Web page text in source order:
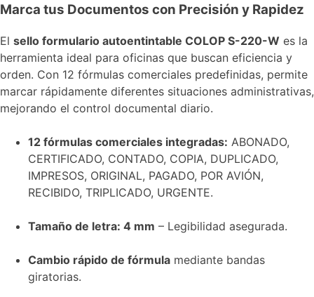
Marca tus Documentos con Precisión y Rapidez
El sello formulario autoentintable COLOP S-220-W es la
herramienta ideal para oficinas que buscan eficiencia y
orden. Con 12 fórmulas comerciales predefinidas, permite
marcar rápidamente diferentes situaciones administrativas,
mejorando el control documental diario.
12 fórmulas comerciales integradas: ABONADO,
CERTIFICADO, CONTADO, COPIA, DUPLICADO,
IMPRESOS, ORIGINAL, PAGADO, POR AVIÓN,
RECIBIDO, TRIPLICADO, URGENTE.
Tamaño de letra: 4 mm – Legibilidad asegurada.
Cambio rápido de fórmula mediante bandas
giratorias.